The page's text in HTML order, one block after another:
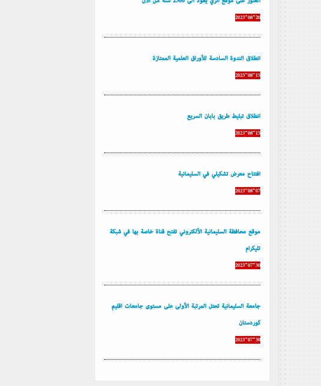
2023-08-20
إنطلاق الندوة السادسة للأوراق العلمية الممتازة
2023-08-15
إنطلاق تبليط طريق بابان السريع
2023-08-15
إفتتاح معرض تشكيلي في السليمانية
2023-08-07
موقع محافظة السليمانية الألكتروني تفتح قناة خاصة بها في شبكة
تليكرام
2023-07-30
جامعة السليمانية تحتل المرتبة الأولى على مستوى جامعات إقليم
كوردستان
2023-07-30